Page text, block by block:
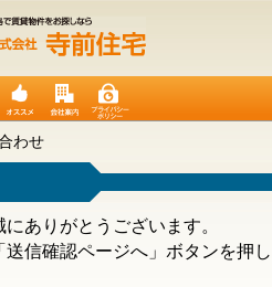
わせ
ありがとうございます。
信確認ページへ」ボタンを押し